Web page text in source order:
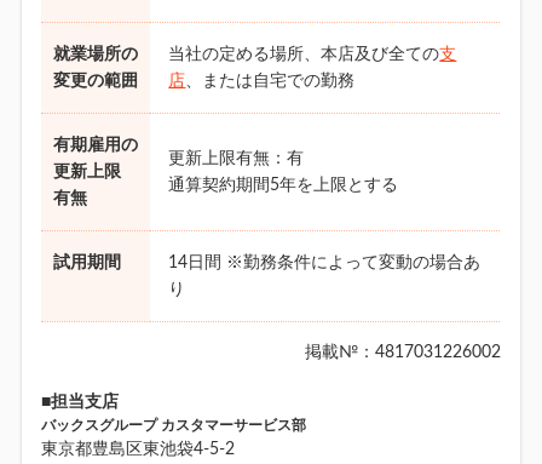
就業場所の
変更の範囲
当社の定める場所、本店及び全ての支
店、または自宅での勤務
有期雇用の
更新上限
有無
更新上限有無：有
通算契約期間5年を上限とする
試用期間
14日間 ※勤務条件によって変動の場合あ
り
掲載№：4817031226002
■担当支店
バックスグループ カスタマーサービス部
東京都豊島区東池袋4-5-2